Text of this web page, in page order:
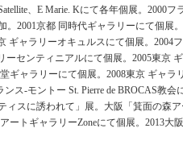
、E Marie. Kにて各年個展。2000
。2001京都 同時代ギャラリーにて個展
ギャラリーオキュルスにて個展。2004
ーセンティニアルにて個展。2005東京
ギャラリーにて個展。2008東京 ギャラ
ンス-モントー St. Pierre de BROCAS教会
ィスに誘われて」展。大阪「箕面の森
ートギャラリーZoneにて個展。2013大